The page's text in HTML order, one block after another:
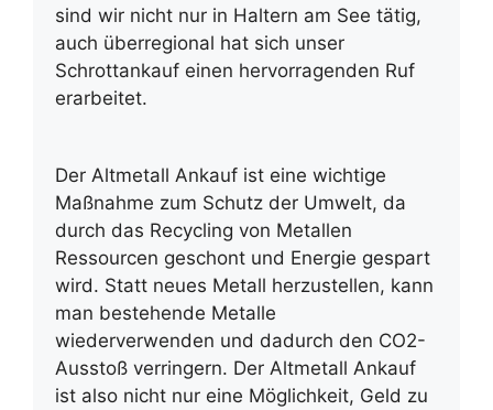
sind wir nicht nur in Haltern am See tätig,
auch überregional hat sich unser
Schrottankauf einen hervorragenden Ruf
erarbeitet.
Der Altmetall Ankauf ist eine wichtige
Maßnahme zum Schutz der Umwelt, da
durch das Recycling von Metallen
Ressourcen geschont und Energie gespart
wird. Statt neues Metall herzustellen, kann
man bestehende Metalle
wiederverwenden und dadurch den CO2-
Ausstoß verringern. Der Altmetall Ankauf
ist also nicht nur eine Möglichkeit, Geld zu